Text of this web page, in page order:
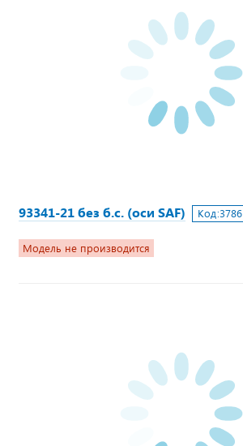
93341-21 без б.с. (оси SAF) Код:3786
Модель не производится